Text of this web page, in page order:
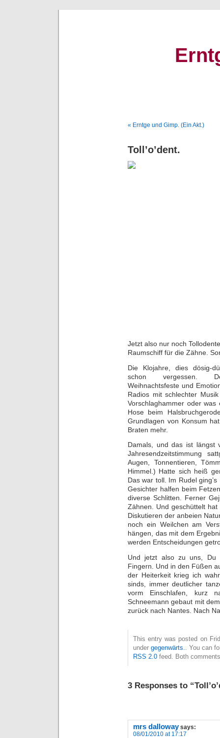
« Erntge und Gimp. (Ein Akt.)
Toll’o’dent.
Jetzt also nur noch
Raumschiff für die Zähne.
Die Klojahre, dies dösig-
schon vergessen.
Weihnachtsfeste und
Radios mit schlechter
Vorschlaghammer oder
Hose beim
Grundlagen von Konsum
Braten mehr.
Damals, und das ist längst
Jahresendzeitstimmung
Augen, Tonnentieren,
Himmel.) Hatte sich heiß
Das war toll. Im Rudel
Gesichter halfen beim
diverse Schlitten. Ferner
Zähnen. Und geschüttelt
Diskutieren der anbeien
noch ein Weilchen am
hängen, das mit dem
werden Entscheidungen
Und jetzt also zu uns, Du
Fingern. Und in den Füßen
der Heiterkeit krieg ich
sinds, immer deutlicher
vorm Einschlafen, kurz
Schneemann gebaut mit
zurück nach Nantes. Nach
This entry was posted on
under gegenwärts.
. You can
RSS 2.0 feed. Both
3 Responses to
mrs dalloway says:
08/01/2010 at 17:17